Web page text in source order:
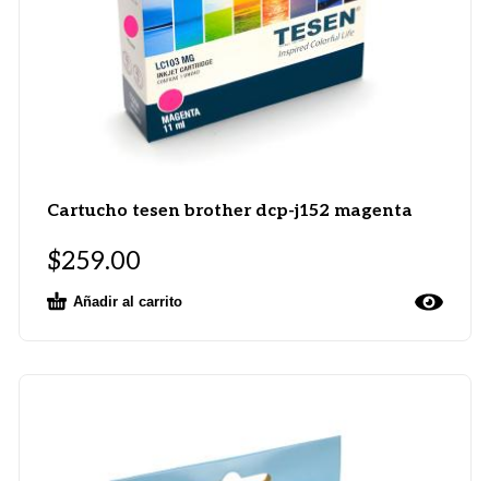
Cartucho tesen brother dcp-j152 magenta
$259.00
Añadir al carrito